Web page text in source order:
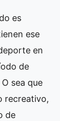
es
ese
en
de
sea que
recreativo,
de